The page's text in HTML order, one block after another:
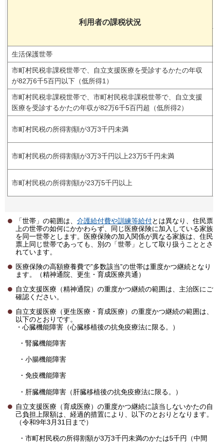
利用者の課税状況
生活保護世帯
市町村民税非課税世帯で、自立支援医療を受診するかたの年収
が82万6千5百円以下（低所得1）
市町村民税非課税世帯で、市町村民税非課税世帯で、自立支援
医療を受診するかたの年収が82万6千5百円超（低所得2）
市町村民税の所得割額が3万3千円未満
市町村民税の所得割額が3万3千円以上23万5千円未満
市町村民税の所得割額が23万5千円以上
「世帯」の範囲は、 介護給付費や訓練等給付とは異なり、住民票
上の世帯の如何にかかわらず、同じ医療保険に加入している家族
を同一世帯とします。医療保険の加入関係が異なる家族は、住民
票上同じ世帯であっても、別の「世帯」として取り扱うこととさ
れています。
医療保険の高額療養費で”多数該当”の世帯は重度かつ継続となり
ます。（精神通院、更生・育成医療共通）
自立支援医療（精神通院）の重度かつ継続の範囲は、主治医にご
確認ください。
自立支援医療（更生医療・育成医療）の重度かつ継続の範囲は、
以下のとおりです。
・心臓機能障害（心臓移植後の抗免疫療法に限る。）
・腎臓機能障害
・小腸機能障害
・免疫機能障害
・肝臓機能障害（肝臓移植後の抗免疫療法に限る。）
自立支援医療（育成医療）の重度かつ継続に該当しないかたの自
己負担上限額は、経過的措置により、以下のとおりとなります。
（令和9年3月31日まで）
・市町村民税の所得割額が3万3千円未満のかたは5千円（中間